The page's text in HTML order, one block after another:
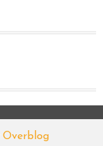
Overblog